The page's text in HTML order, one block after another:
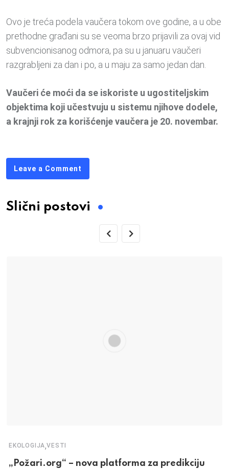
Ovo je treća podela vaučera tokom ove godine, a u obe
prethodne građani su se veoma brzo prijavili za ovaj vid
subvencionisanog odmora, pa su u januaru vaučeri
razgrabljeni za dan i po, a u maju za samo jedan dan.
Vaučeri će moći da se iskoriste u ugostiteljskim
objektima koji učestvuju u sistemu njihove dodele,
a krajnji rok za korišćenje vaučera je 20. novembar.
Leave a Comment
Slični postovi
EKOLOGIJA,VESTI
„Požari.org“ – nova platforma za predikciju